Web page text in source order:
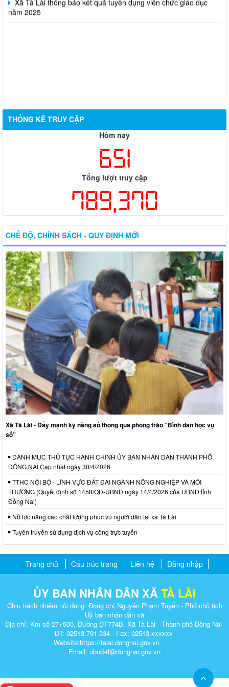
năm 2025
THỐNG KÊ TRUY CẬP
Hôm nay
651
Tổng lượt truy cập
789,370
CHẾ ĐỘ, CHÍNH SÁCH - QUY ĐỊNH MỚI
Xã Tà Lài - Đẩy mạnh kỹ năng số thông qua phong trào “Bình dân học vụ
số”
DANH MỤC THỦ TỤC HÀNH CHÍNH ỦY BAN NHÂN DÂN THÀNH PHỐ
ĐỒNG NAI Cập nhật ngày 30/4/2026
TTHC NỘI BỘ - LĨNH VỰC ĐẤT ĐAI NGÀNH NÔNG NGHIỆP VÀ MÔI
TRƯỜNG (Quyết định số 1458/QĐ-UBND ngày 14/4/2026 của UBND tỉnh
Đồng Nai)
Nỗ lực nâng cao chất lượng phục vụ người dân tại xã Tà Lài
Tuyên truyền sử dụng dịch vụ công trực tuyến
Trang chủ Cấu trúc trang Liên hệ Đăng nhập
ỦY BAN NHÂN DÂN XÃTÀ LÀI
Chịu trách nhiệm nội dung: Đồng chí Nguyễn Phạm Tuyển - Phó chủ tịch
Uỷ ban nhân dân xã
Địa chỉ: Km số 27+500, Đường ĐT774B, Xã Tà Lài - Thành phố Đồng Nai
ĐT: 02513.791.334 - Fax: 02513.xxxxxx
Website:https://talai.dongnai.gov.vn
Email: ubnd-tl@dongnai.gov.vn​